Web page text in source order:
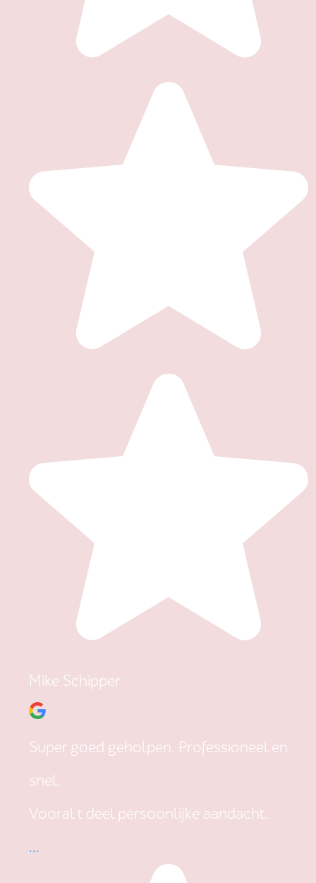
Mike Schipper
Super goed geholpen. Professioneel en
snel.
Vooral t deel persoonlijke aandacht.
...